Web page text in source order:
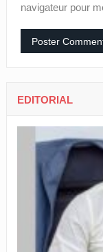
navigateur pour
EDITORIAL